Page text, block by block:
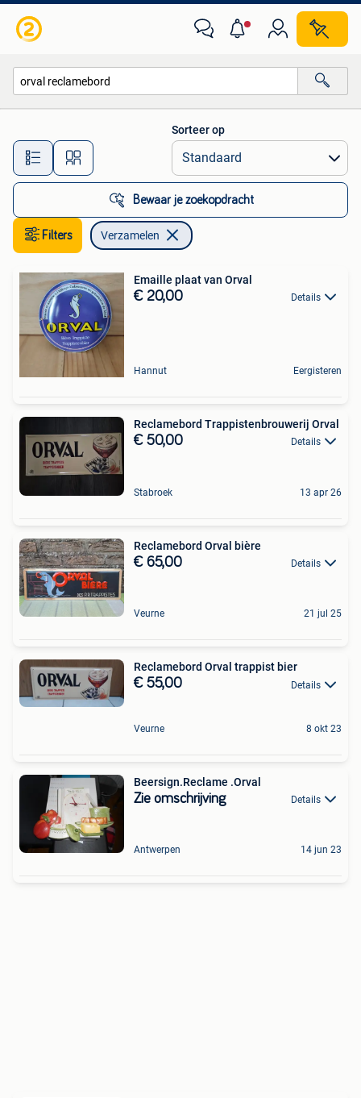
Alle afstanden…
Sorteer op
Bewaar je zoekopdracht
Filters Verzamelen
Emaille plaat van Orval
€ 20,00 Details
Hannut Eergisteren
Reclamebord Trappistenbrouwerij Orval
€ 50,00 Details
Stabroek 13 apr 26
Reclamebord Orval bière
€ 65,00 Details
Veurne 21 jul 25
Reclamebord Orval trappist bier
€ 55,00 Details
Veurne 8 okt 23
Beersign.Reclame .Orval
Zie omschrijving Details
Antwerpen 14 jun 23